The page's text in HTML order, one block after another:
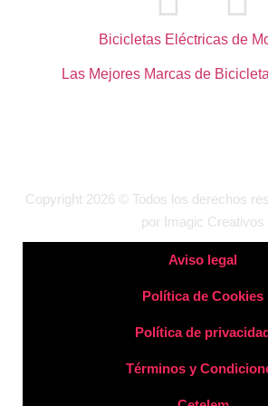
Bicicletas Eléctricas de
Las Mejores Marcas de
Copyright 2026 © Todos los derechos
por Imagic Creativos
Aviso legal
Política de Cookies
Política de
Términos y